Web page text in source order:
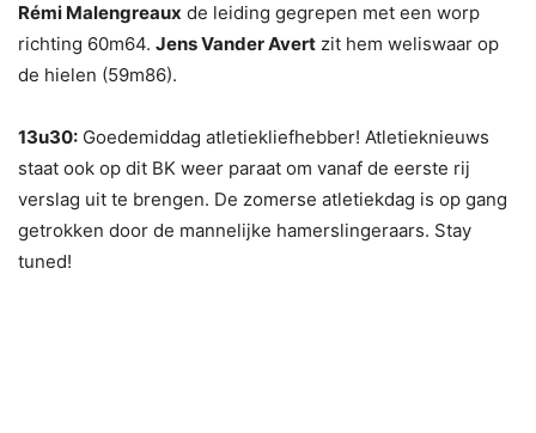
Rémi Malengreaux de leiding gegrepen met een worp
richting 60m64. Jens Vander Avert zit hem weliswaar op
de hielen (59m86).
13u30: Goedemiddag atletiekliefhebber! Atletieknieuws
staat ook op dit BK weer paraat om vanaf de eerste rij
verslag uit te brengen. De zomerse atletiekdag is op gang
getrokken door de mannelijke hamerslingeraars. Stay
tuned!